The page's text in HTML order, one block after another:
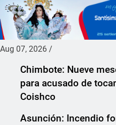
Aug 07, 2026 /
Chimbote: Nueve
para acusado de
Coishco
Asunción: Incendio